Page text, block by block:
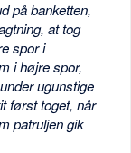
på banketten,
at tog
spor i
i højre spor,
ugunstige
først toget, når
patruljen gik